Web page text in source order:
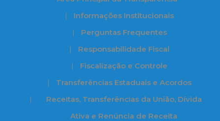
Informações Institucionais
Perguntas Frequentes
Responsabilidade Fiscal
Fiscalização e Controle
Transferências Estaduais e Acordos
Receitas, Transferências da União, Dívida
Ativa e Renúncia de Receita